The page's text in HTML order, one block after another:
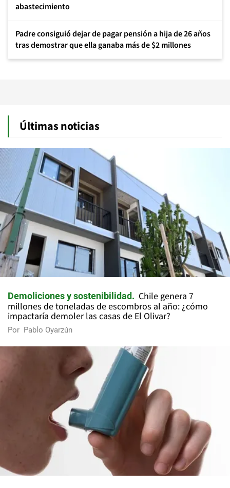
abastecimiento
Padre consiguió dejar de pagar pensión a hija de 26 años
tras demostrar que ella ganaba más de $2 millones
Últimas noticias
Demoliciones y sostenibilidad
Chile genera 7
millones de toneladas de escombros al año: ¿cómo
impactaría demoler las casas de El Olivar?
Por Pablo Oyarzún